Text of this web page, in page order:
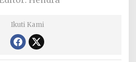
Ikuti Kami